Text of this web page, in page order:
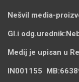
Nešvil media-
Gl.i odg.urednik:
Medij je upisan u
IN001155 MB: